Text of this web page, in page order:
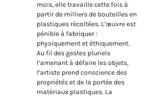
mois, elle travaille cette fois à
partir de milliers de bouteilles en
plastiques récoltées. L’œuvre est
pénible à fabriquer :
physiquement et éthiquement.
Au fil des gestes pluriels
l’amenant à défaire les objets,
l’artiste prend conscience des
propriétés et de la portée des
matériaux plastiques. La